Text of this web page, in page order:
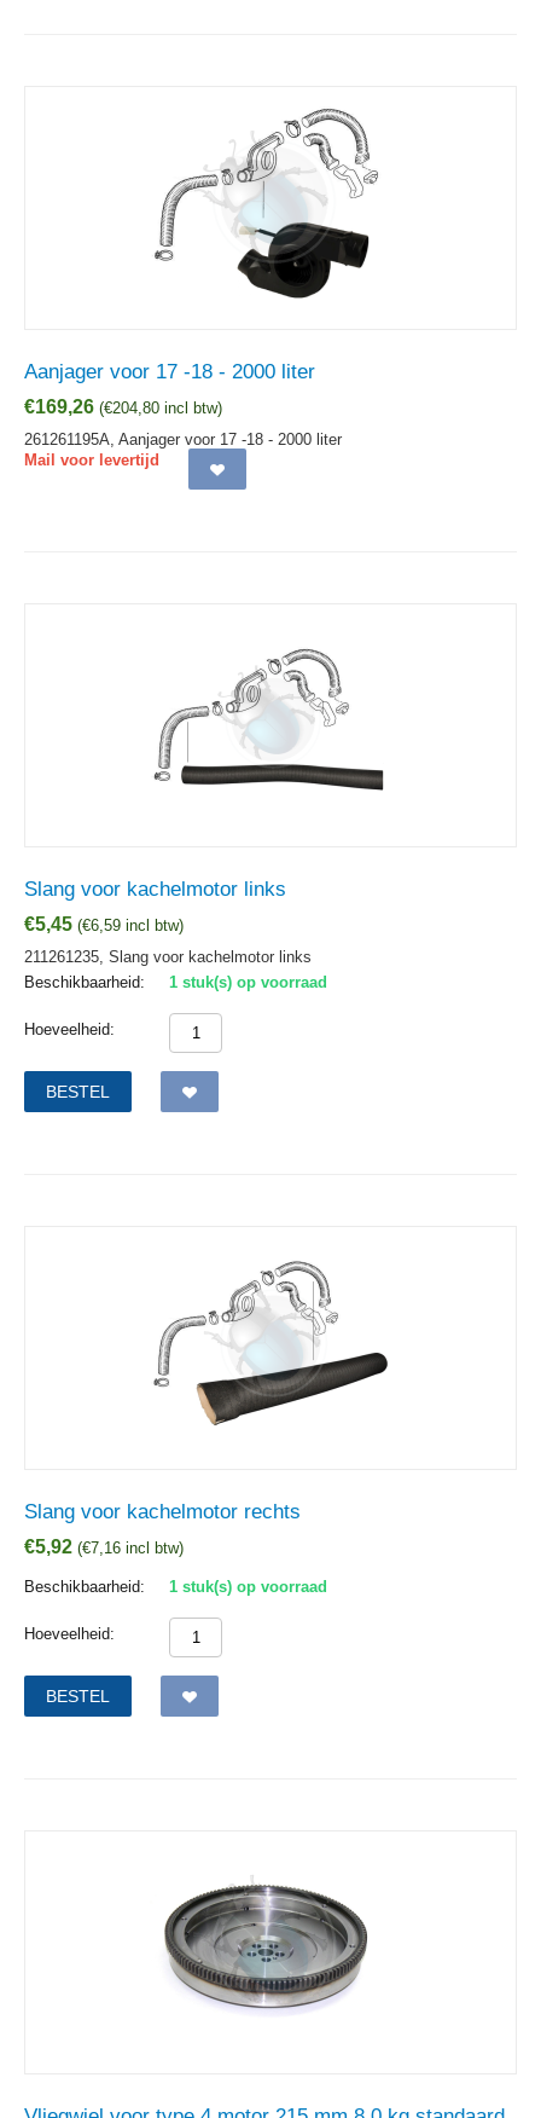
Aanjager voor 17 -18 - 2000 liter
€169,26 (€204,80 incl btw)
261261195A, Aanjager voor 17 -18 - 2000 liter
Mail voor levertijd
Slang voor kachelmotor links
€5,45 (€6,59 incl btw)
211261235, Slang voor kachelmotor links
Beschikbaarheid:
1 stuk(s) op voorraad
Hoeveelheid:
BESTEL
Slang voor kachelmotor rechts
€5,92 (€7,16 incl btw)
Beschikbaarheid: 1 stuk(s) op voorraad
Hoeveelheid:
BESTEL